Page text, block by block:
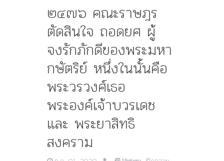
๒๔๗๖ คณะราษฎร
ตัดสินใจ ถอดยศ ผู้
จงรักภักดีของพระมหา
กษัตริย์ หนึ่งในนั้นคือ
พระวรวงศ์เธอ
พระองค์เจ้าบวรเดช
และ พระยาสิทธิ
สงคราม